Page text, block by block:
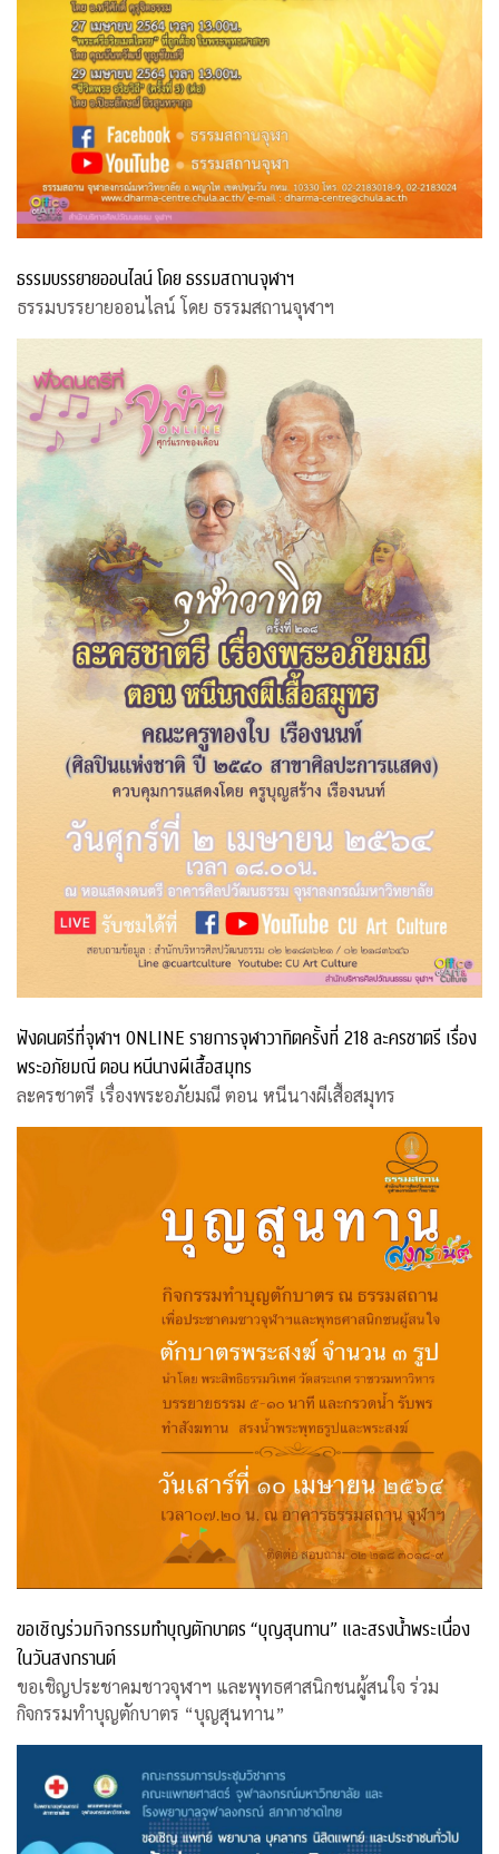
ธรรมบรรยายออนไลน์ โดย ธรรมสถานจุฬาฯ
ธรรมบรรยายออนไลน์ โดย ธรรมสถานจุฬาฯ
ฟังดนตรีที่จุฬาฯ ONLINE รายการจุฬาวาทิตครั้งที่ 218 ละครชาตรี เรื่อง
พระอภัยมณี ตอน หนีนางผีเสื้อสมุทร
ละครชาตรี เรื่องพระอภัยมณี ตอน หนีนางผีเสื้อสมุทร
ขอเชิญร่วมกิจกรรมทำบุญตักบาตร “บุญสุนทาน” และสรงน้ำพระเนื่อง
ในวันสงกรานต์
ขอเชิญประชาคมชาวจุฬาฯ และพุทธศาสนิกชนผู้สนใจ ร่วม
กิจกรรมทำบุญตักบาตร “บุญสุนทาน”